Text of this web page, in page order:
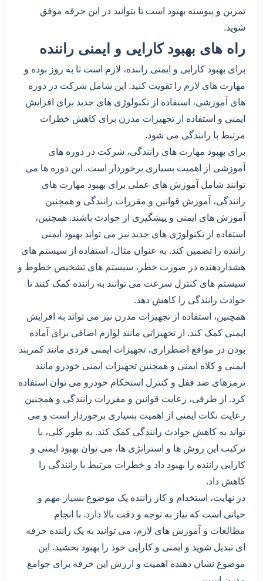
تمرین و پیوسته بهبود است تا بتوانید در این حرفه موفق
شوید.
راه های بهبود کارایی و ایمنی راننده
برای بهبود کارایی و ایمنی راننده، لازم است تا به روز بوده و
مهارت های لازم را تقویت کنید. این شامل شرکت در دوره
های آموزشی، استفاده از تکنولوژی های جدید برای افزایش
ایمنی و استفاده از تجهیزات مدرن برای کاهش خطرات
مرتبط با رانندگی می شود.
برای بهبود مهارت های رانندگی، شرکت در دوره های
آموزشی از اهمیت بسیاری برخوردار است. این دوره ها می
توانند شامل آموزش های عملی برای بهبود مهارت های
رانندگی، آموزش قوانین و مقررات رانندگی و همچنین
آموزش های ایمنی و پیشگیری از حوادث باشند. همچنین،
استفاده از تکنولوژی های جدید نیز می تواند بهبود ایمنی
راننده را تضمین کند. به عنوان مثال، استفاده از سیستم های
هشداردهنده در صورت خطر، سیستم های تشخیص خطوط و
سیستم های کنترل سرعت می توانند به راننده کمک کنند تا
حوادث رانندگی را کاهش دهد.
همچنین، استفاده از تجهیزات مدرن نیز می تواند به افزایش
ایمنی کمک کند. از تجهیزاتی مانند لوازم اضافی برای آماده
بودن در مواقع اضطراری، تجهیزات ایمنی فردی مانند کمربند
ایمنی و کلاه ایمنی و همچنین تجهیزات ایمنی خودرو مانند
ترمزهای ضد قفل و کنترل استحکام خودرو می توان استفاده
کرد. از طرفی، رعایت قوانین و مقررات رانندگی و همچنین
رعایت نکات ایمنی از اهمیت بسیاری برخوردار است و می
تواند به کاهش حوادث رانندگی کمک کند. به طور کلی، با
ترکیب این روش ها و استراتژی ها، می توان بهبود ایمنی و
کارایی راننده را بهبود داد و خطرات مرتبط با رانندگی را
کاهش داد.
در نهایت، استخدام و کار راننده یک موضوع بسیار مهم و
حیاتی است که نیاز به توجه و دقت بالا دارد. با انجام
مطالعات و آموزش های لازم، می توانید به یک راننده حرفه
ای تبدیل شوید و ایمنی و کارایی خود را بهبود بخشید. این
موضوع نشان دهنده اهمیت و ارزش این حرفه برای جوامع